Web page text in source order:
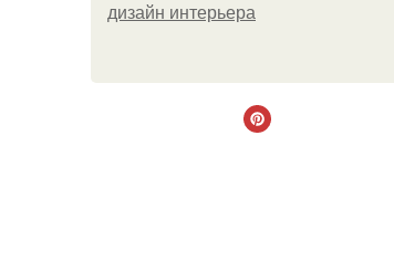
дизайн интерьера